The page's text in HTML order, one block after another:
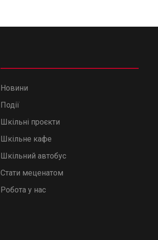
Новини
Події
Шкільні проєкти
Шкільне кафе
Шкільний автобус
Стати меценатом
Робота у нас